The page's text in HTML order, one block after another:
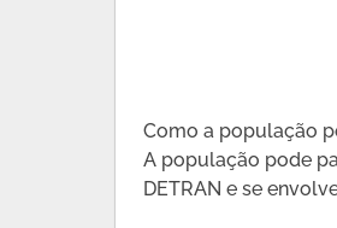
Como a população
A população pode
DETRAN e se